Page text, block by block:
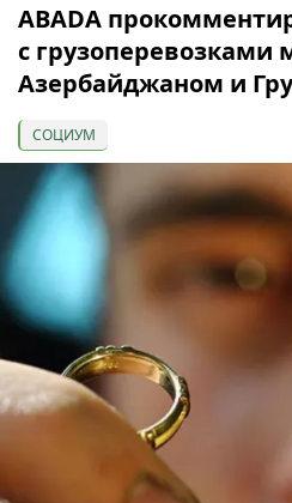
ABADA
с грузоперевозками
Азербайджаном и
СОЦИУМ